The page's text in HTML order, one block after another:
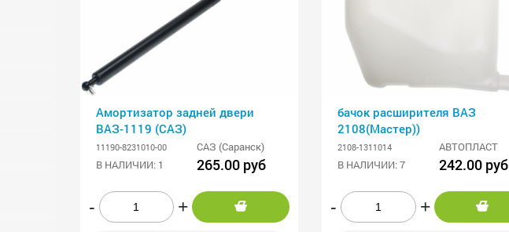
Амортизатор задней двери
ВАЗ-1119 (САЗ)
11190-8231010-00
САЗ (Саранск)
В НАЛИЧИИ: 1
265.00 руб
- +
бачок расширителя ВАЗ
2108(Мастер))
2108-1311014
АВТОПЛАСТ
В НАЛИЧИИ: 7
242.00 руб
- +